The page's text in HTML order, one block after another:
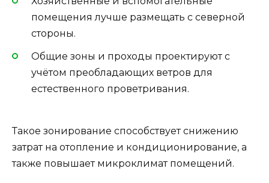
помещения лучше размещать с северной
стороны.
Общие зоны и проходы проектируют с
учётом преобладающих ветров для
естественного проветривания.
Такое зонирование способствует снижению
затрат на отопление и кондиционирование, а
также повышает микроклимат помещений.